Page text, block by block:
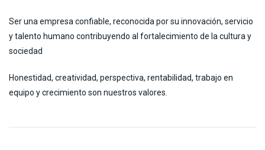
Ser una empresa confiable, reconocida por su innovación, servicio
y talento humano contribuyendo al fortalecimiento de la cultura y
sociedad
Honestidad, creatividad, perspectiva, rentabilidad, trabajo en
equipo y crecimiento son nuestros valores.